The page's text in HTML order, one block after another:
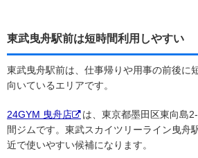
東武曳舟駅前は短時間利用しやすい
東武曳舟駅前は、仕事帰りや用事の前後に
向いているエリアです。
24GYM 曳舟店
は、東京都墨田区東向島
間ジムです。東武スカイツリーライン曳舟
近で使いやすい候補になります。